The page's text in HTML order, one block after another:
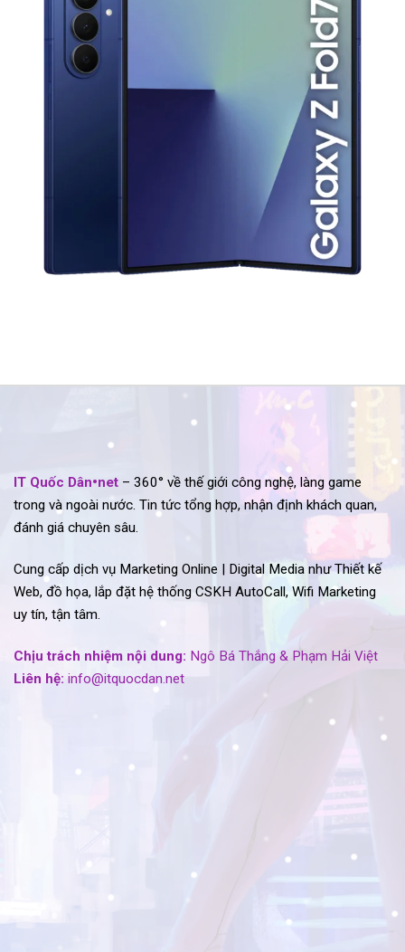
IT Quốc Dân•net – 360° về thế giới công nghệ, làng game
trong và ngoài nước. Tin tức tổng hợp, nhận định khách quan,
đánh giá chuyên sâu.
Cung cấp dịch vụ Marketing Online | Digital Media như Thiết kế
Web, đồ họa, lắp đặt hệ thống CSKH AutoCall, Wifi Marketing
uy tín, tận tâm.
Chịu trách nhiệm nội dung: Ngô Bá Thắng & Phạm Hải Việt
Liên hệ: info@itquocdan.net